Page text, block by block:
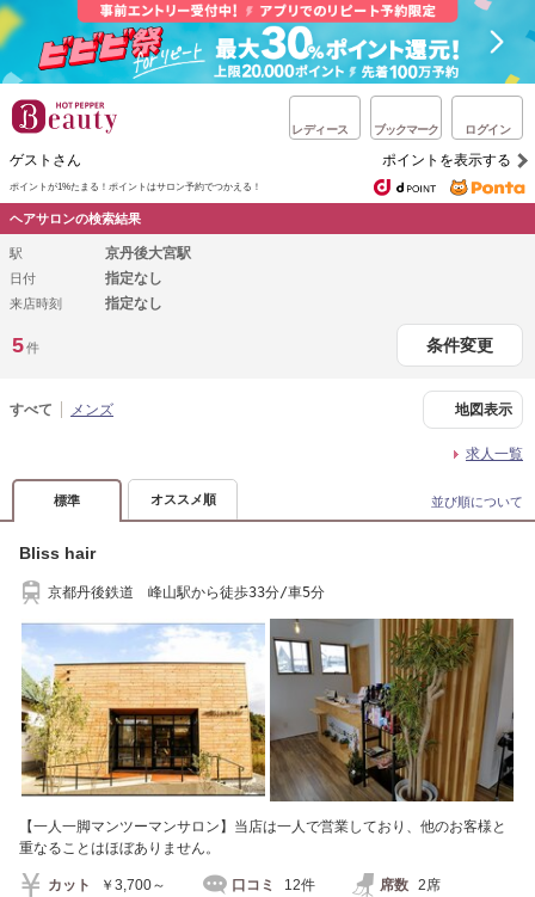
レディース ブックマーク ログイン
ゲストさん ポイントを表示する
ポイントが1%たまる！ ポイントはサロン予約でつかえる！
ヘアサロンの検索結果
駅 京丹後大宮駅
日付 指定なし
来店時刻 指定なし
5件 条件変更
すべて メンズ 地図表示
求人一覧
標準 オススメ順 並び順について
Bliss hair
京都丹後鉄道 峰山駅から徒歩33分/車5分
【一人一脚マンツーマンサロン】当店は一人で営業しており、他のお客様と
重なることはほぼありません。
カット ￥3,700～ 口コミ 12件 席数 2席